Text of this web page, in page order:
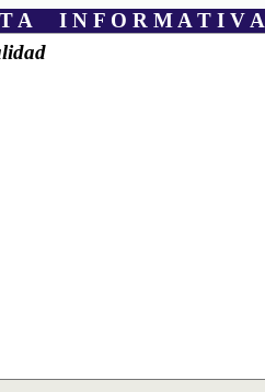
A I N F O R M A T I V A